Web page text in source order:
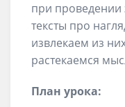
при проведении
тексты про
извлекаем из
растекаемся
План урока: